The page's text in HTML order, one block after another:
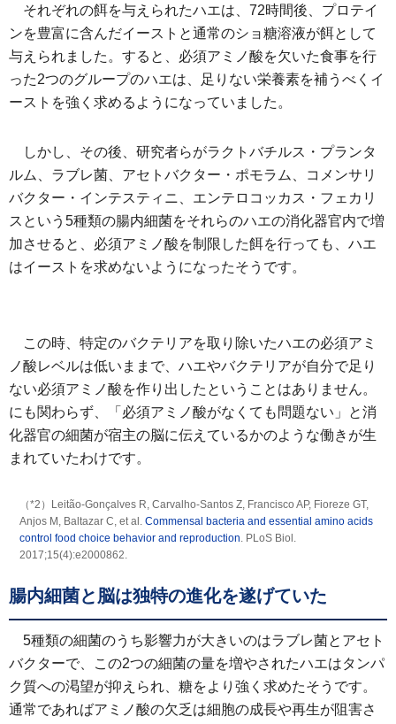
それぞれの餌を与えられたハエは、72時間後、プロテイ
ンを豊富に含んだイーストと通常のショ糖溶液が餌として
与えられました。すると、必須アミノ酸を欠いた食事を行
った2つのグループのハエは、足りない栄養素を補うべくイ
ーストを強く求めるようになっていました。
しかし、その後、研究者らがラクトバチルス・プランタ
ルム、ラブレ菌、アセトバクター・ポモラム、コメンサリ
バクター・インテスティニ、エンテロコッカス・フェカリ
スという5種類の腸内細菌をそれらのハエの消化器官内で増
加させると、必須アミノ酸を制限した餌を行っても、ハエ
はイーストを求めないようになったそうです。
この時、特定のバクテリアを取り除いたハエの必須アミ
ノ酸レベルは低いままで、ハエやバクテリアが自分で足り
ない必須アミノ酸を作り出したということはありません。
にも関わらず、「必須アミノ酸がなくても問題ない」と消
化器官の細菌が宿主の脳に伝えているかのような働きが生
まれていたわけです。
（*2）Leitão-Gonçalves R, Carvalho-Santos Z, Francisco AP, Fioreze GT,
Anjos M, Baltazar C, et al. Commensal bacteria and essential amino acids
control food choice behavior and reproduction. PLoS Biol.
2017;15(4):e2000862.
腸内細菌と脳は独特の進化を遂げていた
5種類の細菌のうち影響力が大きいのはラブレ菌とアセト
バクターで、この2つの細菌の量を増やされたハエはタンパ
ク質への渇望が抑えられ、糖をより強く求めたそうです。
通常であればアミノ酸の欠乏は細胞の成長や再生が阻害さ